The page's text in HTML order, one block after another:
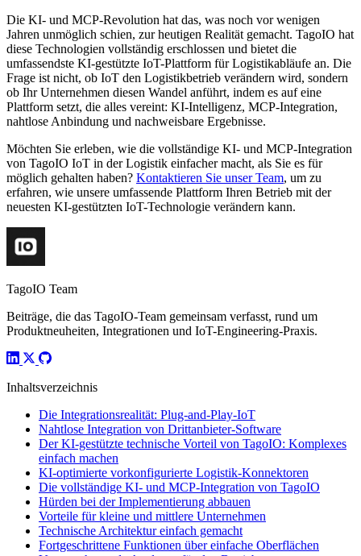
Die KI- und MCP-Revolution hat das, was noch vor wenigen
Jahren unmöglich schien, zur heutigen Realität gemacht. TagoIO hat
diese Technologien vollständig erschlossen und bietet die
umfassendste KI-gestützte IoT-Plattform für Logistikabläufe an. Die
Frage ist nicht, ob IoT den Logistikbetrieb verändern wird, sondern
ob Ihr Unternehmen diesen Wandel anführt, indem es auf eine
Plattform setzt, die alles vereint: KI-Intelligenz, MCP-Integration,
nahtlose Anbindung und nachweisbare Ergebnisse.
Möchten Sie erleben, wie die vollständige KI- und MCP-Integration
von TagoIO IoT in der Logistik einfacher macht, als Sie es für
möglich gehalten haben? Kontaktieren Sie unser Team, um zu
erfahren, wie unsere umfassende Plattform Ihren Betrieb mit der
neuesten KI-gestützten IoT-Technologie verändern kann.
TagoIO Team
Beiträge, die das TagoIO-Team gemeinsam verfasst, rund um
Produktneuheiten, Integrationen und IoT-Engineering-Praxis.
Inhaltsverzeichnis
Die Integrationsrealität: Plug-and-Play-IoT
Nahtlose Integration von Drittanbieter-Software
Der KI-gestützte technische Vorteil von TagoIO: Komplexes
einfach machen
KI-optimierte vorkonfigurierte Logistik-Konnektoren
Die vollständige KI- und MCP-Integration von TagoIO
Hürden bei der Implementierung abbauen
Vorteile für kleine und mittlere Unternehmen
Technische Architektur einfach gemacht
Fortgeschrittene Funktionen über einfache Oberflächen